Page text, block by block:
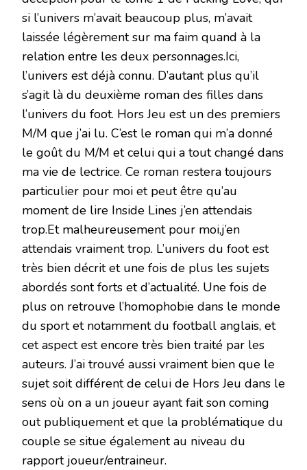
si l’univers m’avait beaucoup plus, m’avait
laissée légèrement sur ma faim quand à la
relation entre les deux personnages.Ici,
l’univers est déjà connu. D’autant plus qu’il
s’agit là du deuxième roman des filles dans
l’univers du foot. HorsJeu est un des premiers
M/M que j’ai lu. C’est le roman qui m’a donné
le goût du M/M et celui qui a tout changé dans
ma vie de lectrice. Ce roman restera toujours
particulier pour moi et peut être qu’au
moment de lire Inside Lines j’en attendais
trop.Et malheureusement pour moi,j’en
attendais vraiment trop. L’univers du foot est
très bien décrit et une fois de plus les sujets
abordés sont forts et d’actualité. Une fois de
plus on retrouve l’homophobie dans le monde
du sport et notamment du football anglais, et
cet aspect est encore très bien traité par les
auteurs. J’ai trouvé aussi vraiment bien que le
sujet soit différent de celui de HorsJeu dans le
sens où on a un joueur ayant fait son coming
out publiquement et que la problématique du
couple se situe également au niveau du
rapport joueur/entraineur.